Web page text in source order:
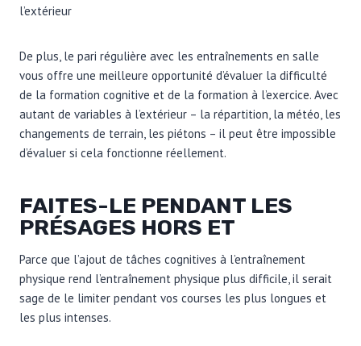
l’extérieur
De plus, le pari régulière avec les entraînements en salle
vous offre une meilleure opportunité d’évaluer la difficulté
de la formation cognitive et de la formation à l’exercice. Avec
autant de variables à l’extérieur – la répartition, la météo, les
changements de terrain, les piétons – il peut être impossible
d’évaluer si cela fonctionne réellement.
FAITES-LE PENDANT LES
PRÉSAGES HORS ET
Parce que l’ajout de tâches cognitives à l’entraînement
physique rend l’entraînement physique plus difficile, il serait
sage de le limiter pendant vos courses les plus longues et
les plus intenses.